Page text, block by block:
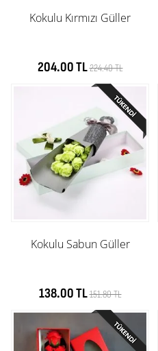
Kokulu Kırmızı Güller
204.00 TL224.40 TL
Kokulu Sabun Güller
138.00 TL151.80 TL